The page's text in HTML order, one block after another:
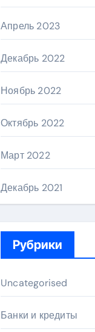
Апрель 2023
Декабрь 2022
Ноябрь 2022
Октябрь 2022
Март 2022
Декабрь 2021
Рубрики
Uncategorised
Банки и кредиты